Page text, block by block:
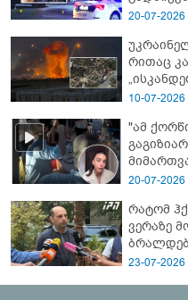
- გორში
20-07-2026
რითაც
10-07-2026
"ამ
20-07-2026
რატომ
ვერაზე
23-07-2026